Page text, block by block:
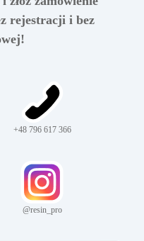
rejestracji i bez
+48 796 617 366
@resin_pro